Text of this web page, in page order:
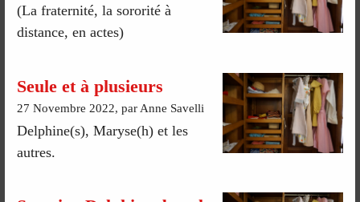
(La fraternité, la sororité à
distance, en actes)
Seule et à plusieurs
27 Novembre 2022, par Anne Savelli
Delphine(s), Maryse(h) et les
autres.